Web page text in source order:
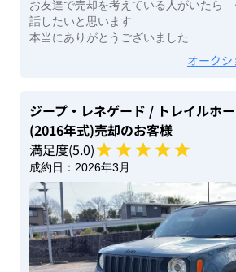
お友達で売却を考えている人がいたら
話したいと思います
本当にありがとうございました
オーク
ジープ・レネゲード / トレイルホ
(2016年式)売却のお客様
満足度(5.0)
成約日： 2026年3月